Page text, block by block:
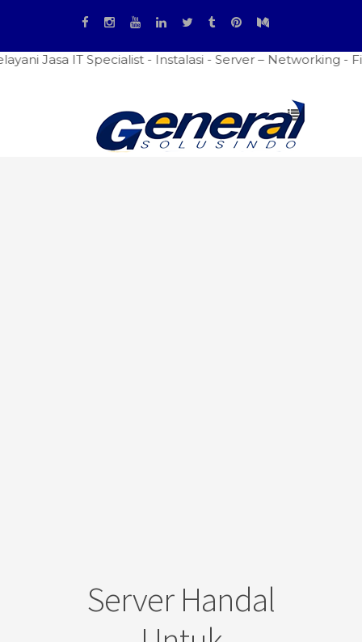
Specialist - Instalasi - Server – Networking - Firewall
Server Handal